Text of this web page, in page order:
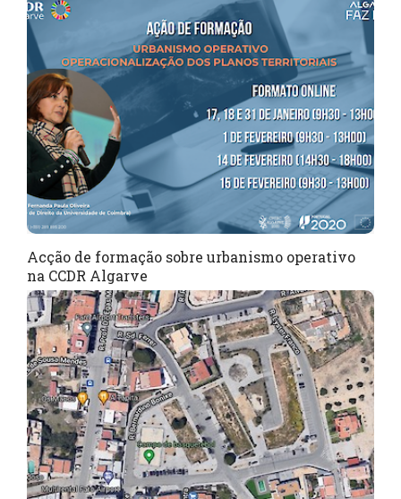
Acção de formação sobre urbanismo operativo
na CCDR Algarve